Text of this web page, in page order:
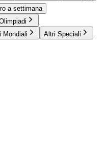
a settimana
Mondiali Altri Speciali